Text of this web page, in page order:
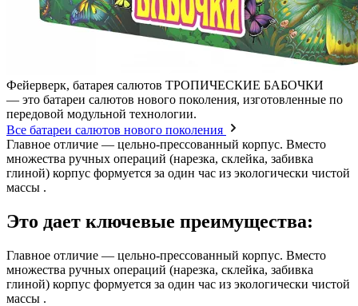
Фейерверк, батарея салютов ТРОПИЧЕСКИЕ БАБОЧКИ
— это батареи салютов нового поколения, изготовленные по
передовой модульной технологии.
Все батареи салютов нового поколения
Главное отличие — цельно-прессованный корпус. Вместо
множества ручных операций (нарезка, склейка, забивка
глиной) корпус формуется за один час из экологически чистой
массы .
Это дает ключевые преимущества:
Главное отличие — цельно-прессованный корпус. Вместо
множества ручных операций (нарезка, склейка, забивка
глиной) корпус формуется за один час из экологически чистой
массы .